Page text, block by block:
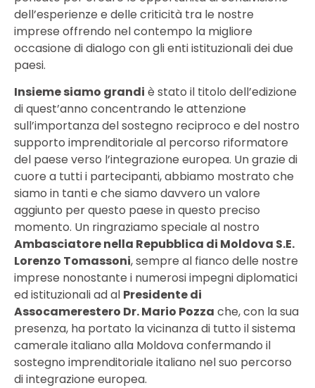
dell’esperienze e delle criticità tra le nostre
imprese offrendo nel contempo la migliore
occasione di dialogo con gli enti istituzionali dei due
paesi.
Insieme siamo grandi è stato il titolo dell’edizione
di quest’anno concentrando le attenzione
sull’importanza del sostegno reciproco e del nostro
supporto imprenditoriale al percorso riformatore
del paese verso l’integrazione europea. Un grazie di
cuore a tutti i partecipanti, abbiamo mostrato che
siamo in tanti e che siamo davvero un valore
aggiunto per questo paese in questo preciso
momento. Un ringraziamo speciale al nostro
Ambasciatore nella Repubblica di Moldova S.E.
Lorenzo Tomassoni, sempre al fianco delle nostre
imprese nonostante i numerosi impegni diplomatici
ed istituzionali ad al Presidente di
Assocamerestero Dr. Mario Pozza che, con la sua
presenza, ha portato la vicinanza di tutto il sistema
camerale italiano alla Moldova confermando il
sostegno imprenditoriale italiano nel suo percorso
di integrazione europea.